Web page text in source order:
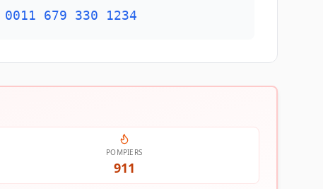
0011 679 330 1234
POMPIERS
911